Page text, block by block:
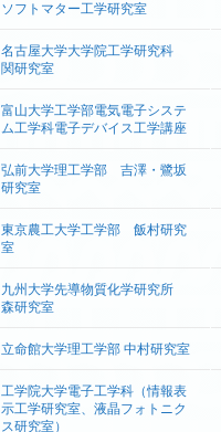
ソフトマター工学研究室
名古屋大学大学院工学研究科
関研究室
富山大学工学部電気電子システ
ム工学科電子デバイス工学講座
弘前大学理工学部 吉澤・鷺坂
研究室
東京農工大学工学部 飯村研究
室
九州大学先導物質化学研究所
森研究室
立命館大学理工学部 中村研究室
工学院大学電子工学科（情報表
示工学研究室、液晶フォトニク
ス研究室）